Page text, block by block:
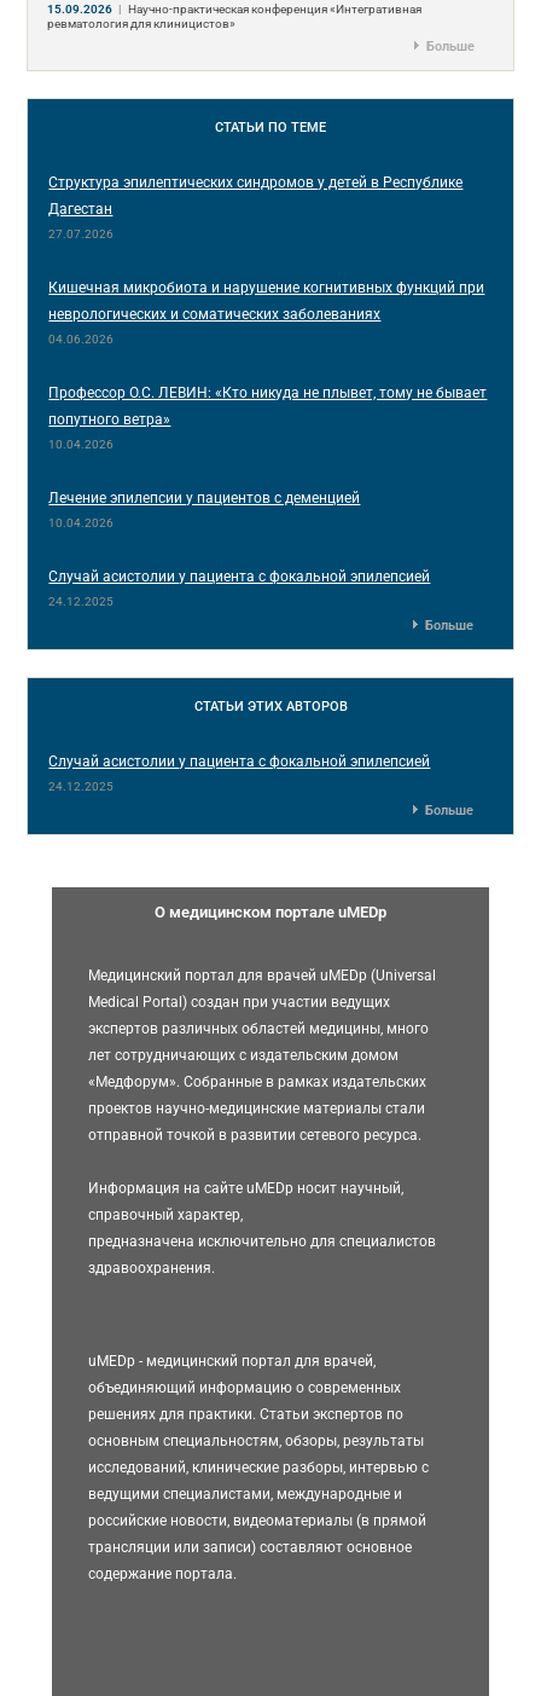
15.09.2026 | Научно-практическая конференция «Интегративная
ревматология для клиницистов»
Больше
СТАТЬИ ПО ТЕМЕ
Структура эпилептических синдромов у детей в Республике
Дагестан
27.07.2026
Кишечная микробиота и нарушение когнитивных функций при
неврологических и соматических заболеваниях
04.06.2026
Профессор О.С. ЛЕВИН: «Кто никуда не плывет, тому не бывает
попутного ветра»
10.04.2026
Лечение эпилепсии у пациентов с деменцией
10.04.2026
Случай асистолии у пациента с фокальной эпилепсией
24.12.2025
Больше
СТАТЬИ ЭТИХ АВТОРОВ
Случай асистолии у пациента с фокальной эпилепсией
24.12.2025
Больше
О медицинском портале uMEDp
Медицинский портал для врачей uMEDp (Universal
Medical Portal) создан при участии ведущих
экспертов различных областей медицины, много
лет сотрудничающих с издательским домом
«Медфорум». Собранные в рамках издательских
проектов научно-медицинские материалы стали
отправной точкой в развитии сетевого ресурса.
Информация на сайте uMEDp носит научный,
справочный характер,
предназначена исключительно для специалистов
здравоохранения.
uMEDp - медицинский портал для врачей,
объединяющий информацию о современных
решениях для практики. Статьи экспертов по
основным специальностям, обзоры, результаты
исследований, клинические разборы, интервью с
ведущими специалистами, международные и
российские новости, видеоматериалы (в прямой
трансляции или записи) составляют основное
содержание портала.